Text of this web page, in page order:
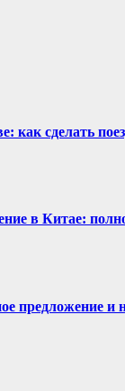
как сделать
в Китае:
предложение и